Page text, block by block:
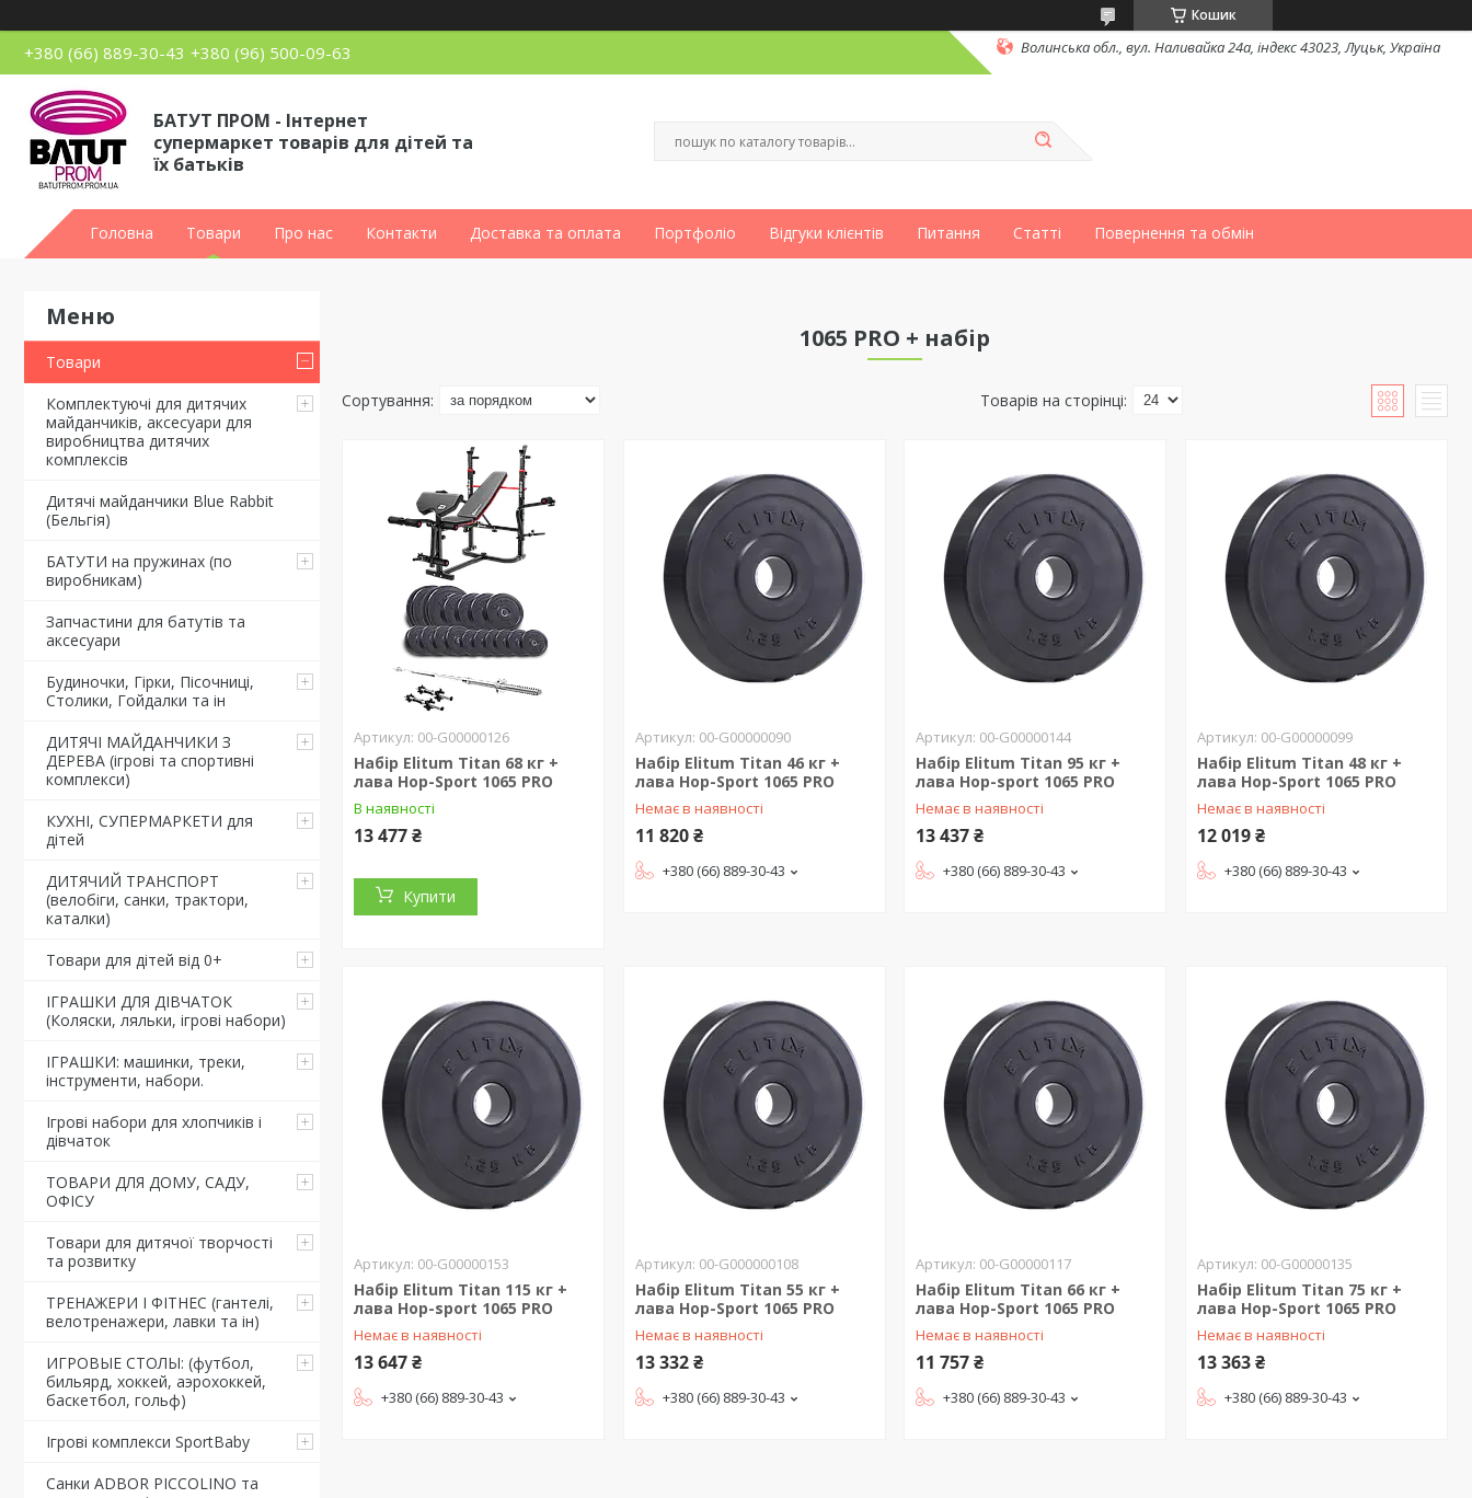
Кошик
+380 (66) 889-30-43 +380 (96) 500-09-63 Волинська обл., вул. Наливайка 24а, індекс 43023, Луцьк, Україна
БАТУТ ПРОМ - Інтернет
супермаркет товарів для дітей та
їх батьків
Головна Товари Про нас Контакти Доставка та оплата Портфоліо Відгуки клієнтів Питання Статті Повернення та обмін
Товари
Комплектуючі для дитячих
майданчиків, аксесуари для
виробництва дитячих
комплексів
Дитячі майданчики Blue Rabbit
(Бельгія)
БАТУТИ на пружинах (по
виробникам)
Запчастини для батутів та
аксесуари
Будиночки, Гірки, Пісочниці,
Столики, Гойдалки та ін
ДИТЯЧІ МАЙДАНЧИКИ З
ДЕРЕВА (ігрові та спортивні
комплекси)
КУХНІ, СУПЕРМАРКЕТИ для
дітей
ДИТЯЧИЙ ТРАНСПОРТ
(велобіги, санки, трактори,
каталки)
Товари для дітей від 0+
ІГРАШКИ ДЛЯ ДІВЧАТОК
(Коляски, ляльки, ігрові набори)
ІГРАШКИ: машинки, треки,
інструменти, набори.
Ігрові набори для хлопчиків і
дівчаток
ТОВАРИ ДЛЯ ДОМУ, САДУ,
ОФІСУ
Товари для дитячої творчості
та розвитку
ТРЕНАЖЕРИ І ФІТНЕС (гантелі,
велотренажери, лавки та ін)
ИГРОВЫЕ СТОЛЫ: (футбол,
бильярд, хоккей, аэрохоккей,
баскетбол, гольф)
Ігрові комплекси SportBaby
Санки ADBOR PICCOLINO та
1065 PRO + набір
00-G00000126
Набір Elitum Titan 68 кг +
лава Hop-Sport 1065 PRO
В наявності
13 477 ₴
Купити
00-G00000090
Набір Elitum Titan 46 кг +
лава Hop-Sport 1065 PRO
Немає в наявності
11 820 ₴
+380 (66) 889-30-43
00-G00000144
Набір Elitum Titan 95 кг +
лава Hop-sport 1065 PRO
Немає в наявності
13 437 ₴
+380 (66) 889-30-43
00-G00000099
Набір Elitum Titan 48 кг +
лава Hop-Sport 1065 PRO
Немає в наявності
12 019 ₴
+380 (66) 889-30-43
00-G00000153
Набір Elitum Titan 115 кг +
лава Hop-sport 1065 PRO
Немає в наявності
13 647 ₴
+380 (66) 889-30-43
00-G000000108
Набір Elitum Titan 55 кг +
лава Hop-Sport 1065 PRO
Немає в наявності
13 332 ₴
+380 (66) 889-30-43
00-G00000117
Набір Elitum Titan 66 кг +
лава Hop-Sport 1065 PRO
Немає в наявності
11 757 ₴
+380 (66) 889-30-43
00-G00000135
Набір Elitum Titan 75 кг +
лава Hop-Sport 1065 PRO
Немає в наявності
13 363 ₴
+380 (66) 889-30-43